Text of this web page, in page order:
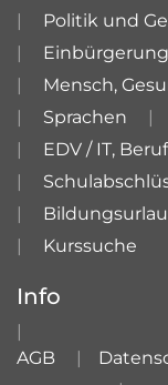
Politik und
Mensch,
Sprachen
EDV / IT,
Kurssuche
Info
AGB